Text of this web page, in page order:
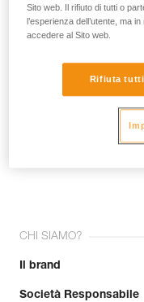
E-mail *
Unisciti alla
CHI SIAMO?
Il brand
Società Responsabile
Sito web. Il rifiuto di tutti o
l’esperienza dell’utente, ma
accedere al Sito web.
Rifiuta tutti